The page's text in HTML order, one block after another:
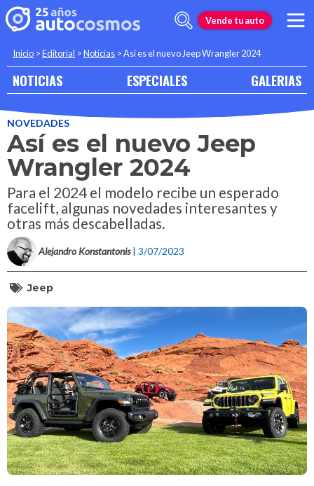
Vende tu auto
Inicio >Editorial >Noticias >Así es el nuevo Jeep Wrangler 2024
NOTICIAS ESPECIALES GALERIAS
NOVEDADES
Así es el nuevo Jeep
Wrangler 2024
Para el 2024 el modelo recibe un esperado
facelift, algunas novedades interesantes y
otras más descabelladas.
Alejandro Konstantonis | 3/07/2023
Jeep